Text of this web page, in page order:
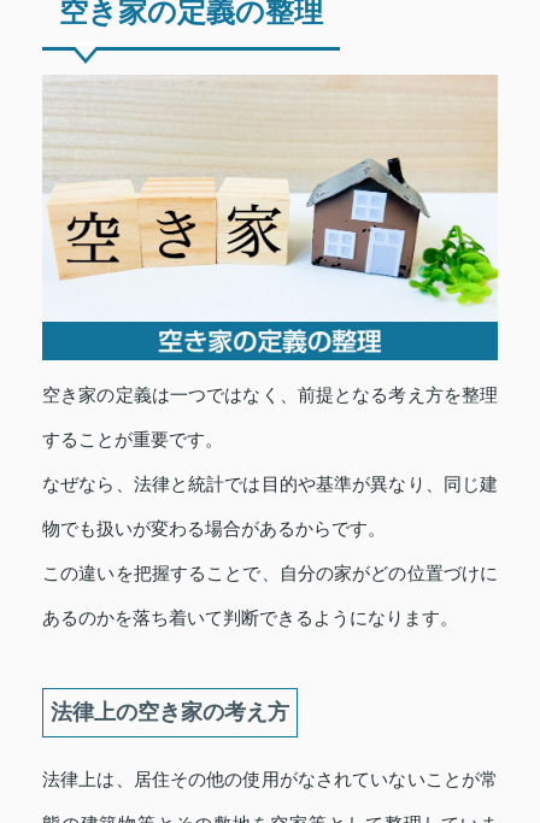
空き家の定義の整理
空き家の定義は一つではなく、前提となる考え方を整理
することが重要です。
なぜなら、法律と統計では目的や基準が異なり、同じ建
物でも扱いが変わる場合があるからです。
この違いを把握することで、自分の家がどの位置づけに
あるのかを落ち着いて判断できるようになります。
法律上の空き家の考え方
法律上は、居住その他の使用がなされていないことが常